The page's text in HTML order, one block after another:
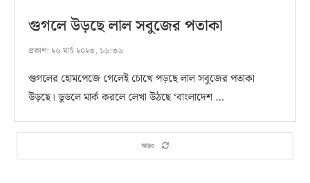
গুগলে উড়ছে লাল সবুজের পতাকা
প্রকাশ: ২৬ মার্চ ২০২৩, ১৬:৩৬
গুগলের হোমপেজে গেলেই চোখে পড়ছে লাল সবুজের পতাকা
উড়ছে। ডুডলে মার্ক করলে লেখা উঠছে ‘বাংলাদেশ …
আরও